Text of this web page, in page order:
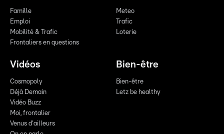
Famille
Emploi
Mobilité & Trafic
Frontaliers en questions
Meteo
Trafic
Loterie
Vidéos
Cosmopoly
Déjà Demain
Vidéo Buzz
Moi, frontalier
Venus d'ailleurs
Bien-être
Bien-être
Letz be healthy